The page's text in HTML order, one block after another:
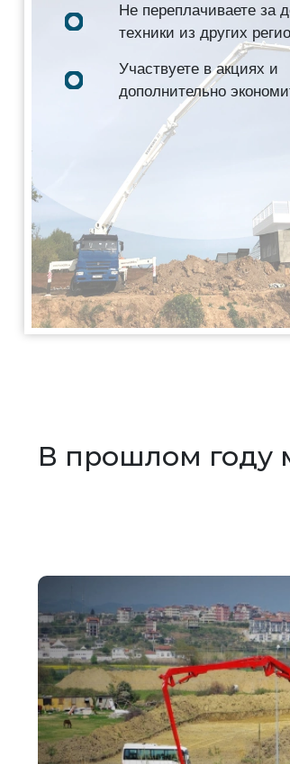
Не переплачиваете за
техники из других
Участвуете в акциях и
дополнительно
В прошлом году